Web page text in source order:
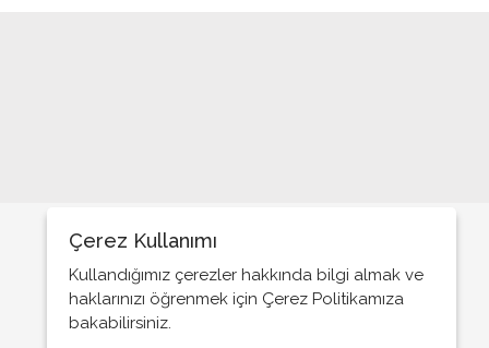
Aykavital ve sağlık turizmi!..
Devlet ve sistem…
Siyaset bu değil…
Çerez Kullanımı
Kullandığımız çerezler hakkında bilgi almak ve
haklarınızı öğrenmek için Çerez Politikamıza
bakabilirsiniz.